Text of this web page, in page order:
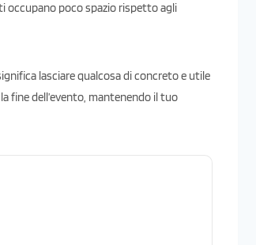
occupano poco spazio rispetto agli
lasciare qualcosa di concreto e utile
fine dell’evento, mantenendo il tuo